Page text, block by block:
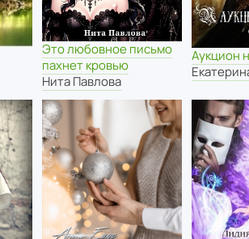
Это любовное письмо
пахнет кровью
Нита Павлова
Аукцион